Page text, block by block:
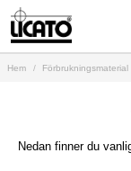
Hem Förbrukningsmaterial
Nedan finner du